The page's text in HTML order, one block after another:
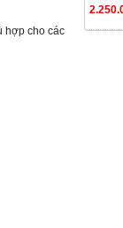
hợp cho các